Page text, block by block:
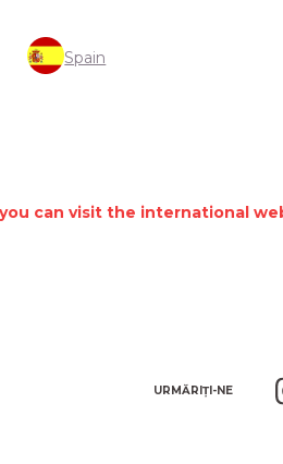
Spain
can visit the international
URMĂRIȚI-NE